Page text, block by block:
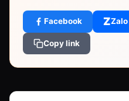
Facebook ZZalo
Copy link